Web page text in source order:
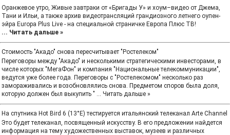
Оранжевое утро, Живые завтраки от «Бригады У» и хоум–видео от Джема,
Тани и Ильи, а также архив видеотрансляций грандиозного летнего оупен-
эйра Europa Plus Live - на специальной страничке Европа Плюс ТВ!
... Читать дальше »
Стоимость "Акадо" снова пересчитывает "Ростелеком"
Переговоры между "Акадо" и несколькими стратегическими инвесторами, в
числе которых "МегаФон" и компания "Национальные телекоммуникации",
ведутся уже более года. Переговоры с "Ростелекомом" несколько раз
замораживались и возобновлялись снова. Предметом споров была доля,
которую должен был выкупить " ... Читать дальше »
На спутника Hot Bird 6 (13°E) тестируется итальянский телеканал Arte Channel
Это будет телеканал, посвященный искусству. В его предложении найдется
информация на тему художественных выставок, музеев и различных